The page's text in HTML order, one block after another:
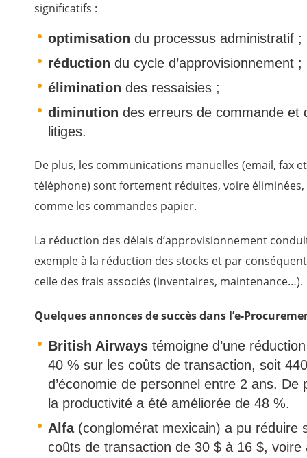
significatifs :
optimisation du processus administratif ;
réduction du cycle d’approvisionnement ;
élimination des ressaisies ;
diminution des erreurs de commande et
litiges.
De plus, les communications manuelles (email, fax et
téléphone) sont fortement réduites, voire
comme les commandes papier.
La réduction des délais d’approvisionnement
exemple à la réduction des stocks et par
celle des frais associés (inventaires, maintenance…).
Quelques annonces de succès dans l’e-
British Airways témoigne d’une
40 % sur les coûts de transaction, soit
d’économie de personnel entre 2 ans. De
la productivité a été améliorée de 48 %.
Alfa(conglomérat mexicain) a pu réduire
coûts de transaction de 30 $ à 16 $, voire